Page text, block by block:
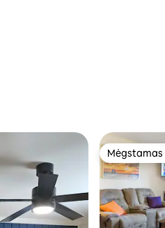
Mėgstamas
Mėgstamas